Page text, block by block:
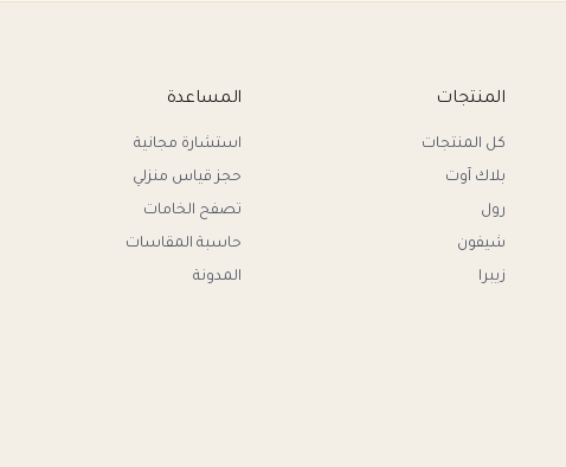
المنتجات
كل المنتجات
بلاك آوت
رول
شيفون
زيبرا
المساعدة
استشارة مجانية
حجز قياس منزلي
تصفح الخامات
حاسبة المقاسات
المدونة